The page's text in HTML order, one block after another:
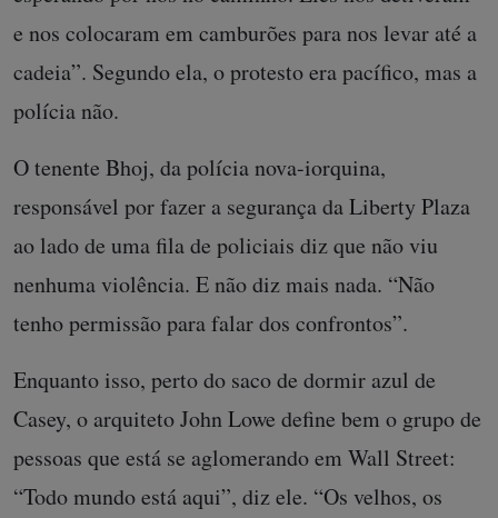
e nos colocaram em camburões para nos levar até a
cadeia”. Segundo ela, o protesto era pacífico, mas a
polícia não.
O tenente Bhoj, da polícia nova-iorquina,
responsável por fazer a segurança da Liberty Plaza
ao lado de uma fila de policiais diz que não viu
nenhuma violência. E não diz mais nada. “Não
tenho permissão para falar dos confrontos”.
Enquanto isso, perto do saco de dormir azul de
Casey, o arquiteto John Lowe define bem o grupo de
pessoas que está se aglomerando em Wall Street:
“Todo mundo está aqui”, diz ele. “Os velhos, os